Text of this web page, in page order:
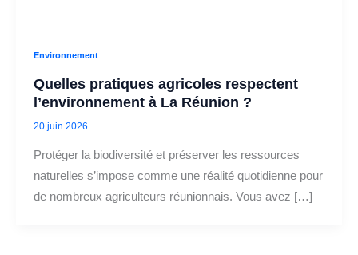
Environnement
Quelles pratiques agricoles respectent
l’environnement à La Réunion ?
20 juin 2026
Protéger la biodiversité et préserver les ressources
naturelles s’impose comme une réalité quotidienne pour
de nombreux agriculteurs réunionnais. Vous avez […]